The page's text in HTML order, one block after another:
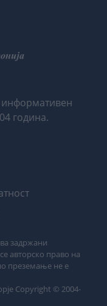
година.
задржани
авторско право на
преземање не е
Copyright © 2004-